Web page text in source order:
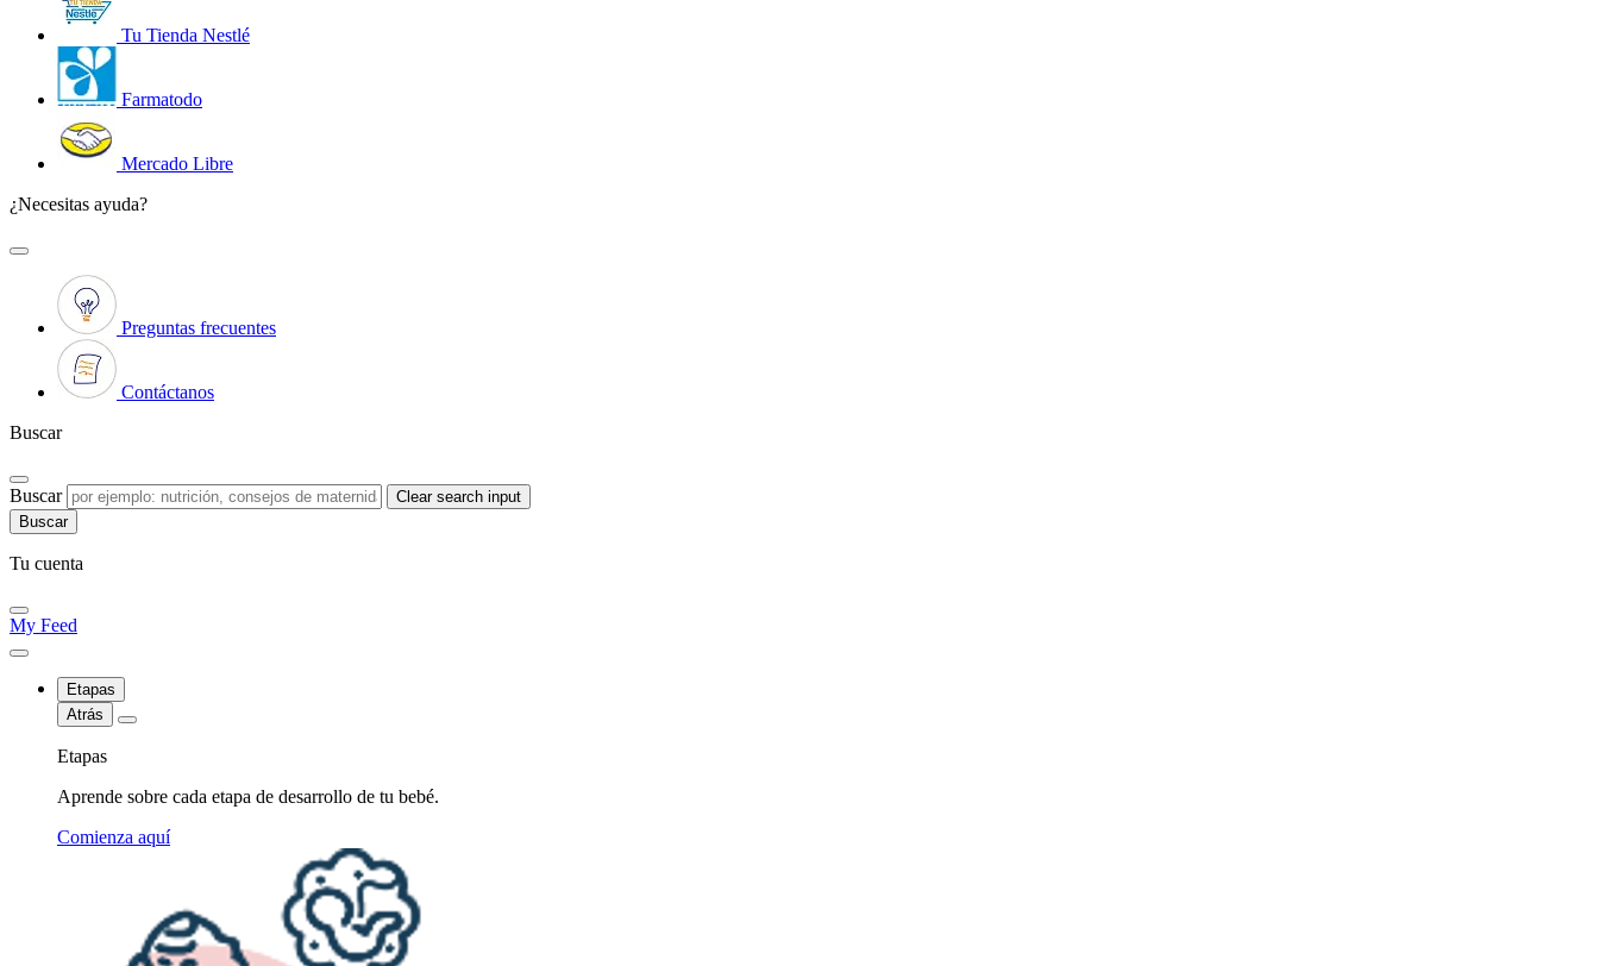
Tu Tienda Nestlé
Farmatodo
Mercado Libre
¿Necesitas ayuda?
Preguntas frecuentes
Contáctanos
Buscar
Buscar Clear search input
Tu cuenta
My Feed
Etapas
Atrás
Etapas
Aprende sobre cada etapa de desarrollo de tu bebé.
Comienza aquí